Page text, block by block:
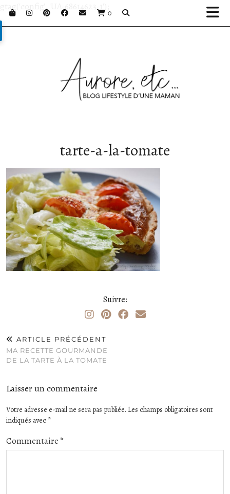
0
gtag('config', 'UA-68614623-1');
tarte-a-la-tomate
Suivre:
ARTICLE PRÉCÉDENT
MA RECETTE GOURMANDE
DE LA TARTE À LA TOMATE
Laisser un commentaire
Votre adresse e-mail ne sera pas publiée. Les champs obligatoires sont
indiqués avec *
Commentaire *